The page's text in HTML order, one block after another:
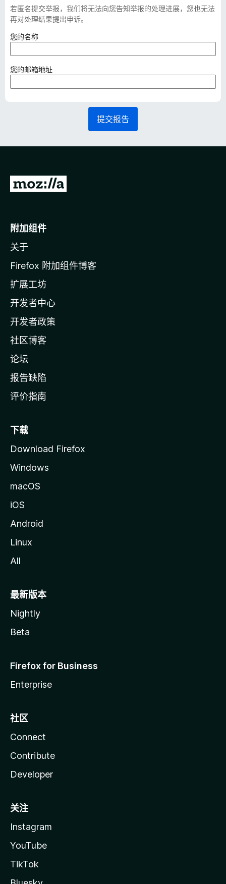
若匿名提交举报，我们将无法向您告知举报的处理进展，您也无法
再对处理结果提出申诉。
您的名称（
填
）
您的邮箱地址（
填
提交报告
转
o
i
l
a
主
页
附加组件
关于
Firefox 附加组件博客
扩展工坊
开发者中心
开发者政策
社区博客
论坛
报告缺陷
评价指南
下载
Download Firefox
Windows
macOS
iOS
Android
Linux
All
最新版本
Nightly
Beta
Firefox for Business
Enterprise
社区
Connect
Contribute
Developer
关注
Instagram
YouTube
TikTok